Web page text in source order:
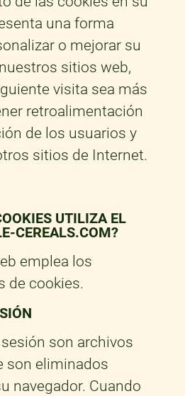
una forma
o mejorar su
sitios web,
visita sea más
retroalimentación
de los usuarios y
sitios de Internet.
UTILIZA EL
CEREALS.COM?
emplea los
de cookies.
son archivos
son eliminados
navegador. Cuando